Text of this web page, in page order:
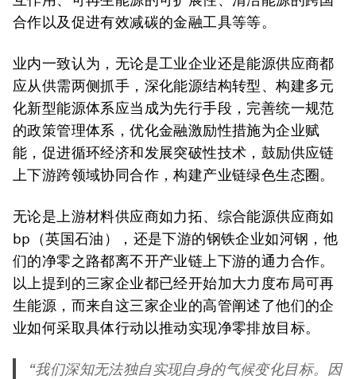
合作以及促进有效减碳的金融工具等等。
业内一致认为，无论是工业企业还是能源供应商都
应从供需两侧抓手，深化能源结构转型、构建多元
化新型能源体系应当成为先行手段，完善统一规范
的政策管理体系，优化金融激励性措施为企业赋
能，促进循环经济和发展突破性技术，鼓励供应链
上下游跨领域协同合作，构建产业链绿色生态圈。
无论是上游材料供应商如力拓、综合能源供应商如
bp（英国石油），还是下游的钢铁企业如河钢，他
们的净零之路都离不开产业链上下游的通力合作。
以上提到的三家企业都已经开始加大力度布局可再
生能源，而来自这三家企业的高管阐述了他们的企
业如何采取具体行动以推动实现净零排放目标。
“我们深知无法独自实现自身的气候变化目标。因